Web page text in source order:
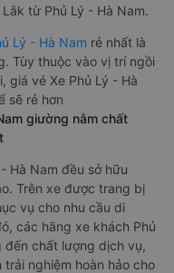
từ Phủ Lý - Hà Nam.
Lý - Hà Nam rẻ nhất là
Tùy thuộc vào vị trí ngồi
giá vé Xe Phủ Lý - Hà
sẽ rẻ hơn
giường nằm chất
Hà Nam đều sở hữu
Trên xe được trang bị
vụ cho nhu cầu di
các hãng xe khách Phủ
đến chất lượng dịch vụ,
nghiệm hoàn hảo cho